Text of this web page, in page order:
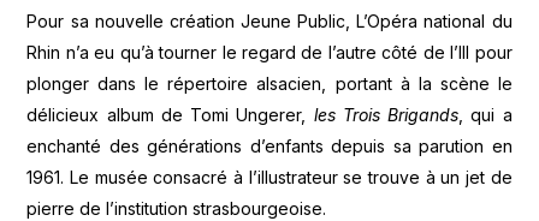
Pour sa nouvelle création Jeune Public, L’Opéra national du
Rhin n’a eu qu’à tourner le regard de l’autre côté de l’Ill pour
plonger dans le répertoire alsacien, portant à la scène le
délicieux album de Tomi Ungerer, les Trois Brigands, qui a
enchanté des générations d’enfants depuis sa parution en
1961. Le musée consacré à l’illustrateur se trouve à un jet de
pierre de l’institution strasbourgeoise.